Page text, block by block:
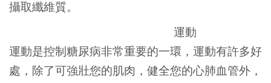
攝取纖維質。
運動
運動是控制糖尿病非常重要的一環，運動有許多好
處，除了可強壯您的肌肉，健全您的心肺血管外，